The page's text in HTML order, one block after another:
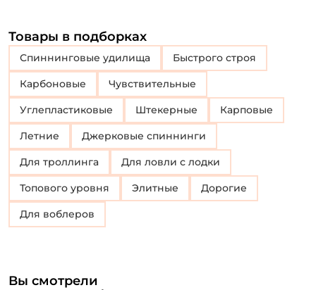
Товары в подборках
Спиннинговые удилища Быстрого строя
Карбоновые Чувствительные
Углепластиковые Штекерные Карповые
Летние Джерковые спиннинги
Для троллинга Для ловли с лодки
Топового уровня Элитные Дорогие
Для воблеров
Вы смотрели